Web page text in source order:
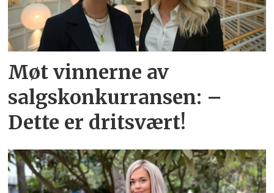
Møt vinnerne av
salgskonkurransen: –
Dette er dritsvært!